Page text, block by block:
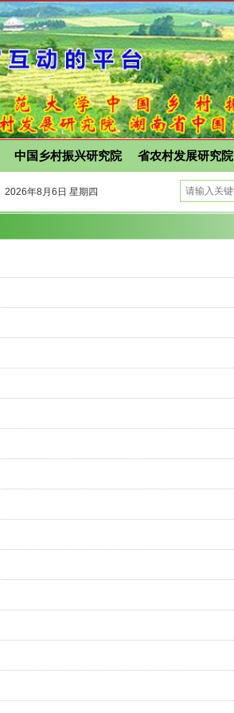
中国乡村振兴研究院 省农村发展研究院
2026年8月6日 星期四